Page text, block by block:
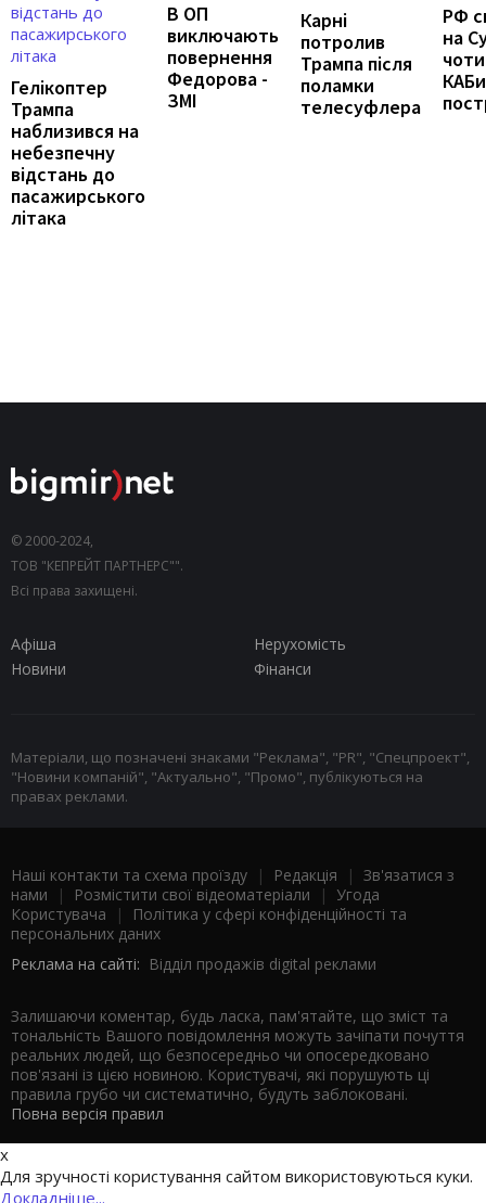
Гелікоптер
Трампа
наблизився на
небезпечну
відстань до
пасажирського
літака
В ОП
виключають
повернення
Федорова -
ЗМІ
Карні
потролив
Трампа після
поламки
телесуфлера
РФ
на
© 2000-2024,
ТОВ "КЕПРЕЙТ ПАРТНЕРС"".
Всі права захищені.
Афіша
Нерухомість
Новини
Фінанси
Матеріали, що позначені знаками "Реклама", "PR", "Спецпроект",
"Новини компаній", "Актуально", "Промо", публікуються на
правах реклами.
Наші контакти та схема проїзду | Редакція | Зв'язатися з
нами | Розмістити свої відеоматеріали | Угода
Користувача |
Політика у сфері конфіденційності та
персональних даних
Реклама на сайті: Відділ продажів digital реклами
Залишаючи коментар, будь ласка, пам'ятайте, що зміст та
тональність Вашого повідомлення можуть зачіпати почуття
реальних людей, що безпосередньо чи опосередковано
пов'язані із цією новиною. Користувачі, які порушують ці
правила грубо чи систематично, будуть заблоковані.
Повна версія правил
x
Для зручності користування сайтом використовуються куки.
Докладніше...